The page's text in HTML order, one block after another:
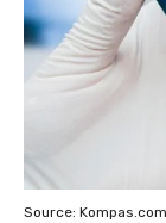
Source: Kompas.com